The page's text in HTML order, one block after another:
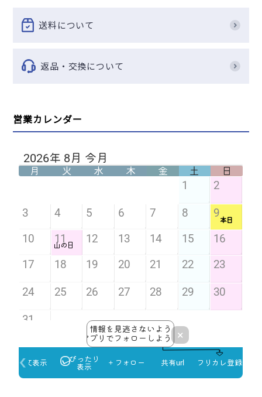
送料について
返品・交換について
営業カレンダー